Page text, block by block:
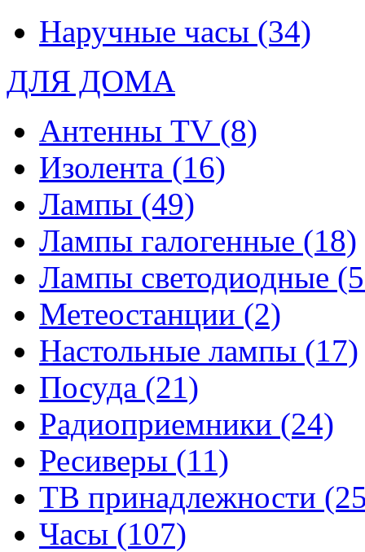
Наручные часы (34)
ДЛЯ ДОМА
Антенны TV (8)
Изолента (16)
Лампы (49)
Лампы галогенные (18)
Лампы светодиодные
Метеостанции (2)
Настольные лампы (17)
Посуда (21)
Радиоприемники (24)
Ресиверы (11)
ТВ принадлежности
Часы (107)